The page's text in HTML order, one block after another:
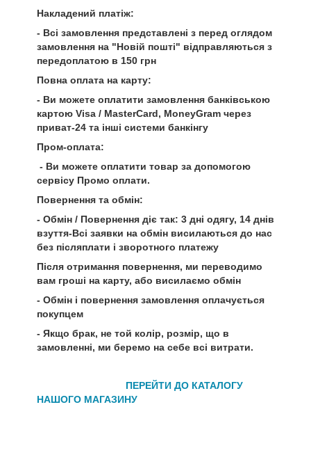
Накладений платіж:
- Всі замовлення представлені з перед оглядом
замовлення на "Новій пошті" відправляються з
передоплатою в 150 грн
Повна оплата на карту:
- Ви можете оплатити замовлення банківською
картою Visa / MasterCard, MoneyGram через
приват-24 та інші системи банкінгу
Пром-оплата:
- Ви можете оплатити товар за допомогою
сервісу Промо оплати.
Повернення та обмін:
- Обмін / Повернення діє так: 3 дні одягу, 14 днів
взуття-Всі заявки на обмін висилаються до нас
без післяплати і зворотного платежу
Після отримання повернення, ми переводимо
вам гроші на карту, або висилаємо обмін
- Обмін і повернення замовлення оплачується
покупцем
- Якщо брак, не той колір, розмір, що в
замовленні, ми беремо на себе всі витрати.
ПЕРЕЙТИ ДО КАТАЛОГУ
НАШОГО МАГАЗИНУ